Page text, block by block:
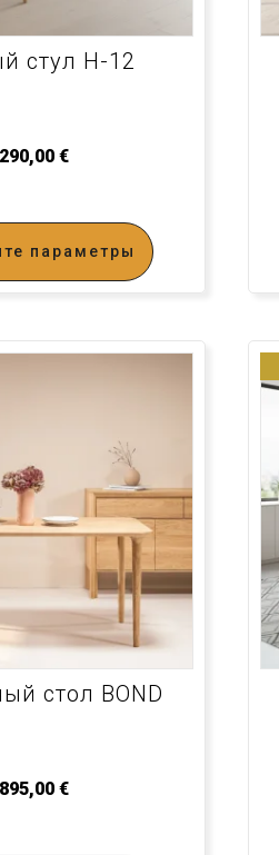
стул H-12
290,00€
параметры
стол BOND
895,00€